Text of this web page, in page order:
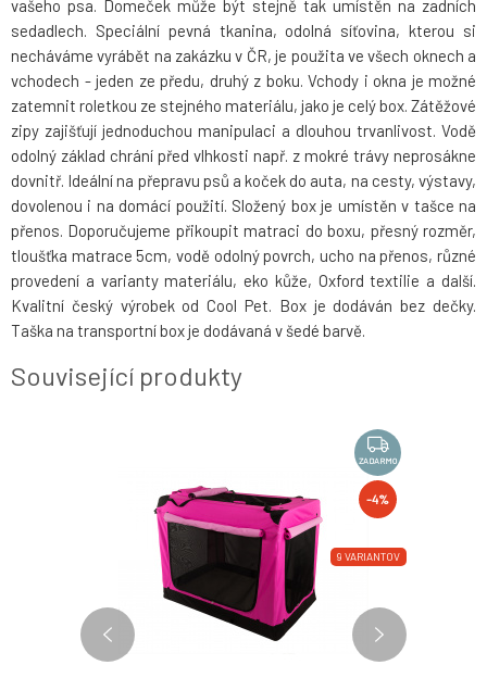
vašeho psa. Domeček může být stejně tak umístěn na zadních
sedadlech. Speciální pevná tkanina, odolná síťovina, kterou si
necháváme vyrábět na zakázku v ČR, je použita ve všech oknech a
vchodech - jeden ze předu, druhý z boku. Vchody i okna je možné
zatemnit roletkou ze stejného materiálu, jako je celý box. Zátěžové
zipy zajišťují jednoduchou manipulaci a dlouhou trvanlivost. Vodě
odolný základ chrání před vlhkosti např. z mokré trávy neprosákne
dovnitř. Ideální na přepravu psů a koček do auta, na cesty, výstavy,
dovolenou i na domácí použití. Složený box je umístěn v tašce na
přenos. Doporučujeme přikoupit matraci do boxu, přesný rozměr,
tloušťka matrace 5cm, vodě odolný povrch, ucho na přenos, různé
provedení a varianty materiálu, eko kůže, Oxford textilie a další.
Kvalitní český výrobek od Cool Pet. Box je dodáván bez dečky.
Taška na transportní box je dodávaná v šedé barvě.
Související produkty
9 VARIANTOV
ZADARMO
-4%